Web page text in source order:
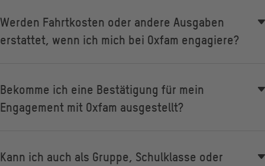
Werden Fahrtkosten oder andere Ausgaben
erstattet, wenn ich mich bei Oxfam engagiere?
Bekomme ich eine Bestätigung für mein
Engagement mit Oxfam ausgestellt?
Kann ich auch als Gruppe, Schulklasse oder